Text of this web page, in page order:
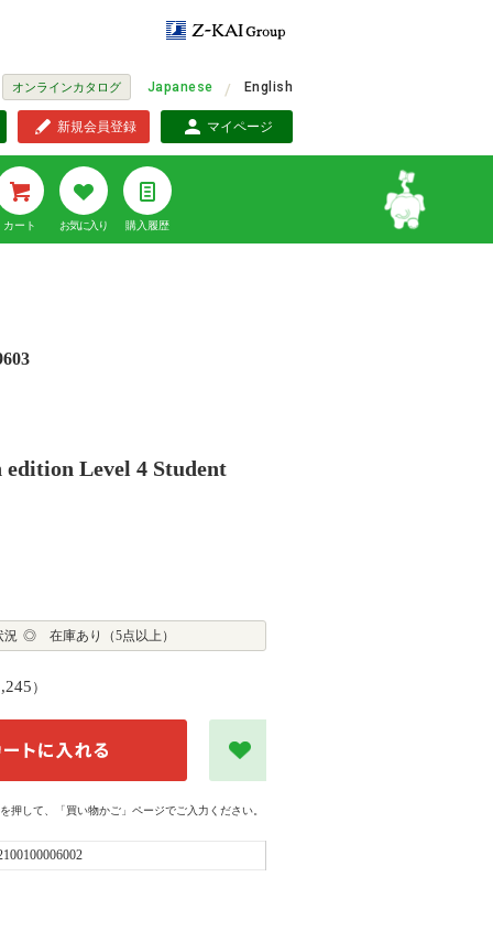
オンラインカタログ Japanese English
新規会員登録 マイページ
カート お気に入り 購入履歴
Level 4 Student
況 ◎ 在庫あり（5点以上）
）
押して、「買い物かご」ページでご入力ください。